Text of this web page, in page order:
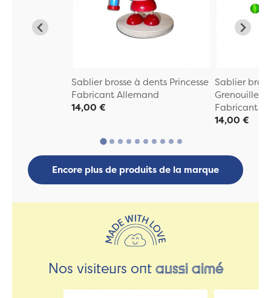
Sablier brosse à dents Princesse
Fabricant Allemand
14,00 €
Sablier
Grenouille
Fabricant
14,00 €
Encore plus de produits de la marque
Nos visiteurs ontaussi aimé